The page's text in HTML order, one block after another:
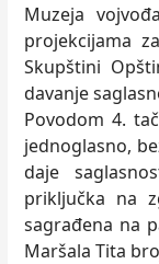
Muzeja
projekcijama
Skupštini
davanje
Povodom 4.
jednoglasno,
daje
priključka na
sagrađena na
Maršala Tita